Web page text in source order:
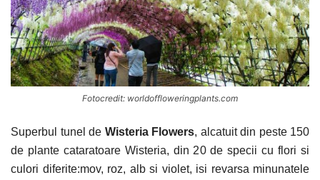
Fotocredit: worldoffloweringplants.com
Superbul tunel de Wisteria Flowers, alcatuit din peste 150
de plante cataratoare Wisteria, din 20 de specii cu flori si
culori diferite:mov, roz, alb si violet, isi revarsa minunatele